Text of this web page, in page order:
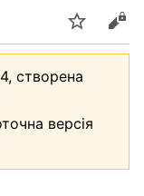
Спостерігати Редагувати
створена
версія